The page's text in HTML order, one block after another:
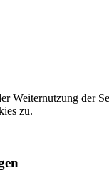
Weiternutzung der
zu.